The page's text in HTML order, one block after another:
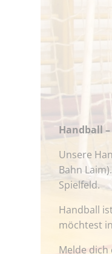
Handball
Unsere
Bahn Laim)
Spielfeld.
Handball
möchtest
Melde